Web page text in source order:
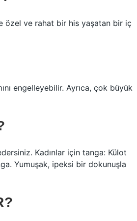
özel ve rahat bir his yaşatan bir iç
engelleyebilir. Ayrıca, çok büyük
Kadınlar için tanga: Külot
Yumuşak, ipeksi bir dokunuşla